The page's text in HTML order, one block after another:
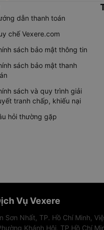
dẫn thanh toán
chế Vexere.com
sách bảo mật thông tin
sách bảo mật thanh
sách và quy trình giải
tranh chấp, khiếu nại
hỏi thường gặp
Vụ Vexere
Nhất, TP. Hồ Chí Minh,
Khánh Hội, TP Hồ Chí